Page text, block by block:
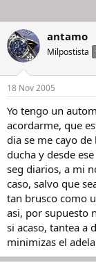
antamo
Milpostista
18 Nov 2005
Yo tengo un
acordarme, que
dia se me cayo
ducha y desde
seg diarios, a mi
caso, salvo que
tan brusco como
asi, por supuesto
si acaso, tantea a
minimizas el